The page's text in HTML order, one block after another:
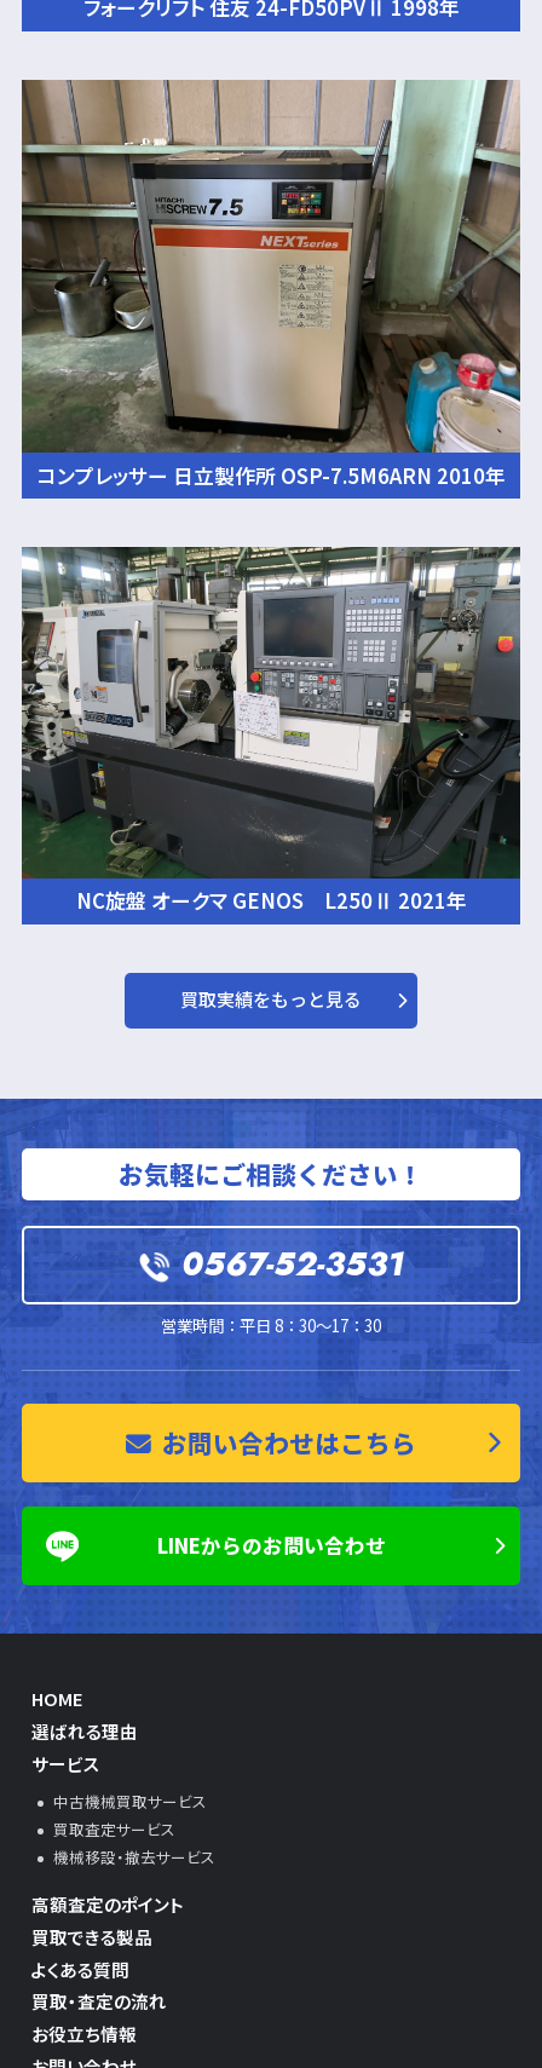
フォークリフト 住友 24-FD50PVⅡ 1998年
コンプレッサー 日立製作所 OSP-7.5M6ARN 2010年
NC旋盤 オークマ GENOS L250Ⅱ 2021年
買取実績をもっと見る
お気軽にご相談ください！
0567-52-3531
営業時間：平日 8：30～17：30
お問い合わせはこちら
LINEからのお問い合わせ
HOME
選ばれる理由
サービス
中古機械買取サービス
買取査定サービス
機械移設・撤去サービス
高額査定のポイント
買取できる製品
よくある質問
買取・査定の流れ
お役立ち情報